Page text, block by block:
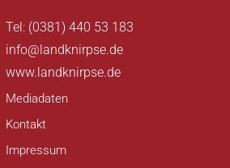
Tel: (0381) 440 53 183
info@landknirpse.de
www.landknirpse.de
Mediadaten
Kontakt
Impressum